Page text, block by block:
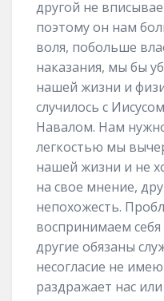
другой не
поэтому он нам
воля, побольше
наказания, мы бы
нашей жизни и
случилось с
Навалом. Нам
легкостью мы
нашей жизни и не
на свое мнение,
непохожесть.
воспринимаем
другие обязаны
несогласие не
раздражает нас